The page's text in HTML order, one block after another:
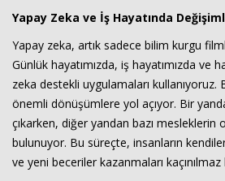
Yapay Zeka ve İş Hayatında
Yapay zeka, artık sadece bilim kurgu
Günlük hayatımızda, iş hayatımızda ve
zeka destekli uygulamaları kullanıyoruz.
önemli dönüşümlere yol açıyor. Bir
çıkarken, diğer yandan bazı mesleklerin
bulunuyor. Bu süreçte, insanların
ve yeni beceriler kazanmaları